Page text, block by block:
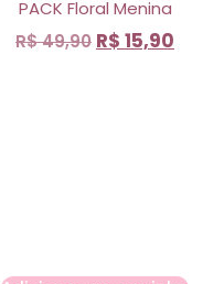
PACK Floral Menina
R$49,90 R$ 15,90